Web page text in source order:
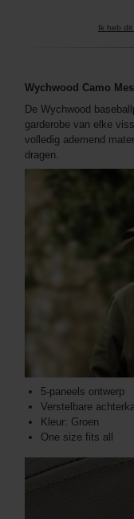
Ik heb dit
Wychwood Camo
De Wychwood
garderobe van elke
volledig ademend
dragen.
5-paneels ontwerp
Verstelbare
Kleur: Groen
One size fits all